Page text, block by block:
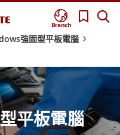
Branch
強固型平板電腦
平板電腦